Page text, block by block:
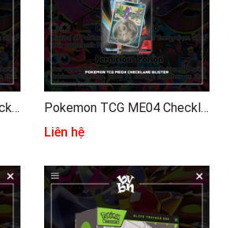
Pokemon TCG ME04 3 Pack Blister Asst
Pokemon TCG ME04 Checklane Blister
Liên hệ